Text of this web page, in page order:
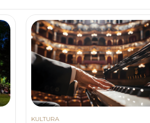
KULTURA